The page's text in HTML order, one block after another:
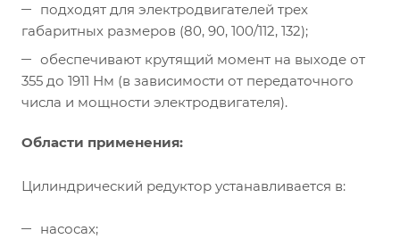
подходят для электродвигателей трех
габаритных размеров (80, 90, 100/112, 132);
обеспечивают крутящий момент на выходе от
355 до 1911 Нм (в зависимости от передаточного
числа и мощности электродвигателя).
Области применения:
Цилиндрический редуктор устанавливается в:
насосах;